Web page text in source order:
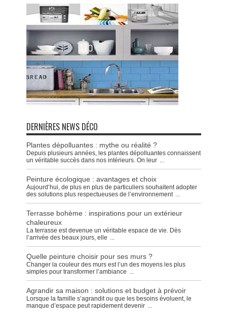
DERNIÈRES NEWS DÉCO
Plantes dépolluantes : mythe ou réalité ?
Depuis plusieurs années, les plantes dépolluantes connaissent
un véritable succès dans nos intérieurs. On leur
Peinture écologique : avantages et choix
Aujourd’hui, de plus en plus de particuliers souhaitent adopter
des solutions plus respectueuses de l’environnement
Terrasse bohème : inspirations pour un extérieur
chaleureux
La terrasse est devenue un véritable espace de vie. Dès
l’arrivée des beaux jours, elle
Quelle peinture choisir pour ses murs ?
Changer la couleur des murs est l’un des moyens les plus
simples pour transformer l’ambiance
Agrandir sa maison : solutions et budget à prévoir
Lorsque la famille s’agrandit ou que les besoins évoluent, le
manque d’espace peut rapidement devenir